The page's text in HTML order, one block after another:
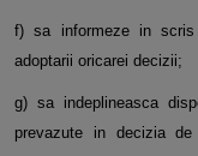
f) sa informeze in scris
adoptarii oricarei decizii;
g) sa indeplineasca
prevazute in decizia